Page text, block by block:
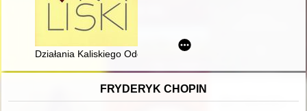
Działania Kaliskiego Oddziału Polskiego Towarzystwa
FRYDERYK CHOPIN